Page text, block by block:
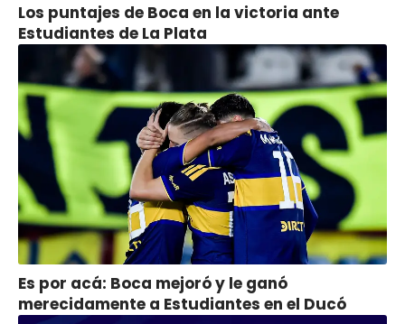
Los puntajes de Boca en la victoria ante
Estudiantes de La Plata
Es por acá: Boca mejoró y le ganó
merecidamente a Estudiantes en el Ducó